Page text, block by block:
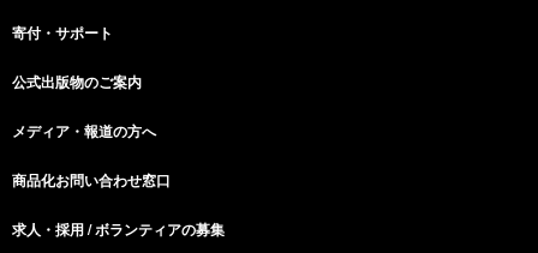
寄付・サポート
公式出版物のご案内
メディア・報道の方へ
商品化お問い合わせ窓口
求人・採用 / ボランティアの募集